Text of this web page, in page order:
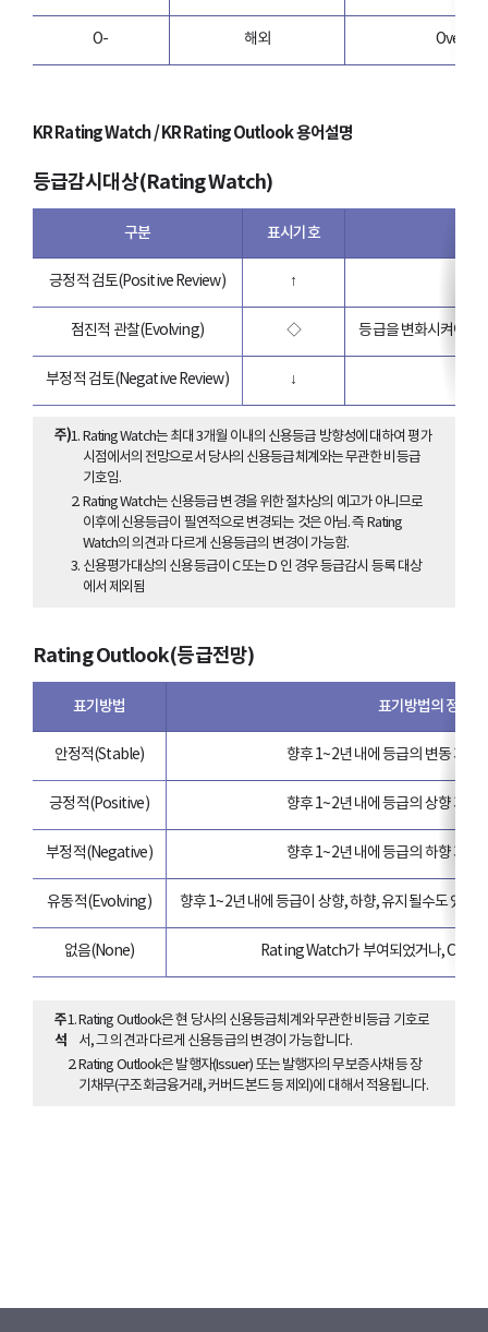
O- 해외
KR Rating Watch / KR Rating Outlook 용어설명
등급감시대상(Rating Watch)
구분 표시기호
긍정적 검토(Positive Review) ↑
점진적 관찰(Evolving) ◇ 등급을 변화시켜야 할
부정적 검토(Negative Review) ↓
주 1. Rating Watch는 최대 3개월 이내의 신용등급 방향성에 대하여 평가
시점에서의 전망으로서 당사의 신용등급체계와는 무관한 비등급
기호임.
2. Rating Watch는 신용등급 변경을 위한 절차상의 예고가 아니므로
이후에 신용등급이 필연적으로 변경되는 것은 아님. 즉 Rating
Watch의 의견과 다르게 신용등급의 변경이 가능함.
3. 신용평가대상의 신용등급이 C 또는 D 인 경우 등급감시 등록 대상
에서 제외됨
Rating Outlook(등급전망)
표기방법 표기방법의 정의
안정적(Stable) 향후 1~2년 내에 등급의 변동 가능
긍정적(Positive) 향후 1~2년 내에 등급의 상향 가능
부정적(Negative) 향후 1~2년 내에 등급의 하향 가능
유동적(Evolving) 향후 1~2년 내에 등급이 상향, 하향, 유지될수도 있어
없음(None) Rating Watch가 부여되었거나, C등급
주
석
Rating Outlook은 현 당사의 신용등급체계와 무관한 비등급 기호로
서, 그 의견과 다르게 신용등급의 변경이 가능합니다.
Rating Outlook은 발행자(Issuer) 또는 발행자의 무보증사채 등 장
기채무(구조화금융거래, 커버드본드 등 제외)에 대해서 적용됩니다.